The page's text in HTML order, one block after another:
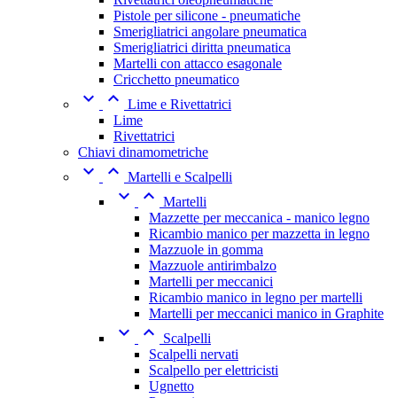
Pistole per silicone - pneumatiche
Smerigliatrici angolare pneumatica
Smerigliatrici diritta pneumatica
Martelli con attacco esagonale
Cricchetto pneumatico
  Lime e Rivettatrici
Lime
Rivettatrici
Chiavi dinamometriche
  Martelli e Scalpelli
  Martelli
Mazzette per meccanica - manico legno
Ricambio manico per mazzetta in legno
Mazzuole in gomma
Mazzuole antirimbalzo
Martelli per meccanici
Ricambio manico in legno per martelli
Martelli per meccanici manico in Graphite
 
Scalpelli
Scalpelli nervati
Scalpello per elettricisti
Ugnetto